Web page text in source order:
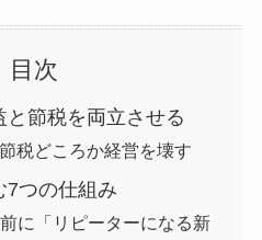
目次
と節税を両立させる
税どころか経営を壊す
7つの仕組み
に「リピーターになる新